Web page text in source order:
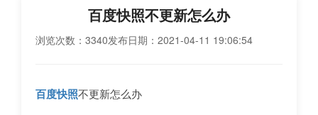
百度快照不更新怎么办
浏览次数：3340发布日期：2021-04-11 19:06:54
百度快照不更新怎么办